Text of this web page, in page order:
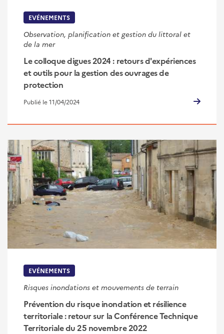
EVÉNEMENTS
Observation, planification et gestion du littoral et
de la mer
Le colloque digues 2024 : retours d'expériences
et outils pour la gestion des ouvrages de
protection
Publié le 11/04/2024
EVÉNEMENTS
Risques inondations et mouvements de terrain
Prévention du risque inondation et résilience
territoriale : retour sur la Conférence Technique
Territoriale du 25 novembre 2022